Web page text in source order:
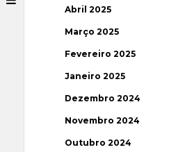
Abril 2025
Março 2025
Fevereiro 2025
Janeiro 2025
Dezembro 2024
Novembro 2024
Outubro 2024